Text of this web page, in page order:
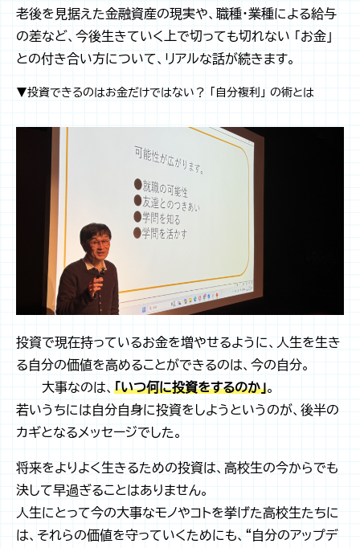
老後を見据えた金融資産の現実や、職種・業種による給与
の差など、今後生きていく上で切っても切れない 「お金」
との付き合い方について、リアルな話が続きます。
▼投資できるのはお金だけではない？ 「自分複利」 の術とは
投資で現在持っているお金を増やせるように、人生を生き
る自分の価値を高めることができるのは、今の自分。
――大事なのは、 「いつ何に投資をするのか」。
若いうちには自分自身に投資をしようというのが、後半の
カギとなるメッセージでした。
将来をよりよく生きるための投資は、高校生の今からでも
決して早過ぎることはありません。
人生にとって今の大事なモノやコトを挙げた高校生たちに
は、それらの価値を守っていくためにも、“自分のアップデ